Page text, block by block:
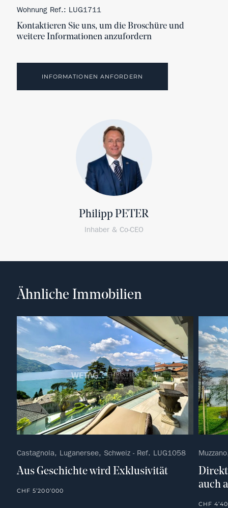
Wohnung Ref.: LUG1711
Kontaktieren Sie uns, um die Broschüre und
weitere Informationen anzufordern
INFORMATIONEN ANFORDERN
Philipp PETER
Inhaber & Co-CEO
Ähnliche Immobilien
Castagnola, Luganersee, Schweiz - Ref. LUG1058
Aus Geschichte wird Exklusivität
CHF 5’200’000
Direkt
auch
CHF